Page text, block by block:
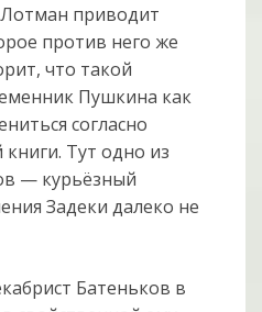
приводит
против него же
что такой
Пушкина как
согласно
Тут одно из
— курьёзный
Задеки далеко не
Батеньков в